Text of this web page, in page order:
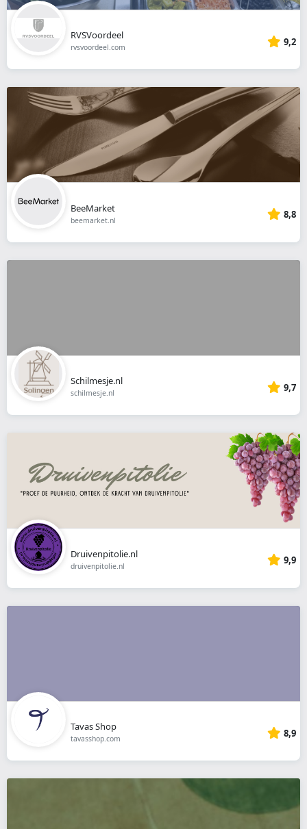
RVSVoordeel
rvsvoordeel.com 9,2
BeeMarket
beemarket.nl 8,8
Schilmesje.nl
schilmesje.nl 9,7
Druivenpitolie.nl
druivenpitolie.nl 9,9
Tavas Shop
tavasshop.com 8,9